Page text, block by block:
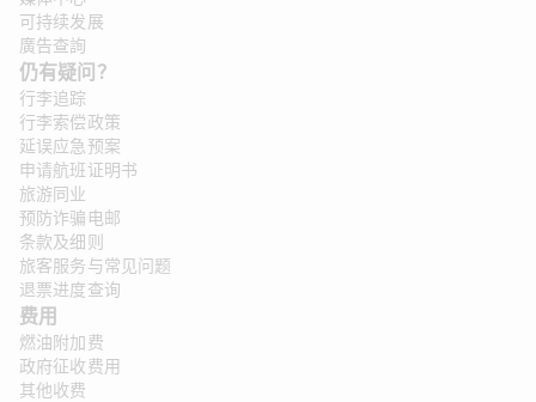
可持续发展
廣告查詢
仍有疑问？
行李追踪
行李索偿政策
延误应急预案
申请航班证明书
旅游同业
预防诈骗电邮
条款及细则
旅客服务与常见问题
退票进度查询
费用
燃油附加费
政府征收费用
其他收费